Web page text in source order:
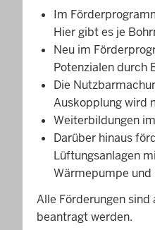
Im
Hier gibt es je
Neu im
Potenzialen durch
Die
Auskopplung wird
Weiterbildungen
Darüber hinaus
Lüftungsanlagen
Wärmepumpe und
Alle Förderungen
beantragt werden.